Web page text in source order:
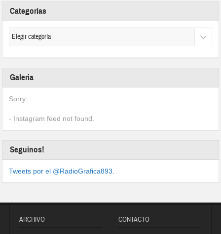
Categorías
Galeria
Sorry:
- Instagram feed not found.
Seguinos!
Tweets por el @RadioGrafica893.
ARCHIVO CONTACTO